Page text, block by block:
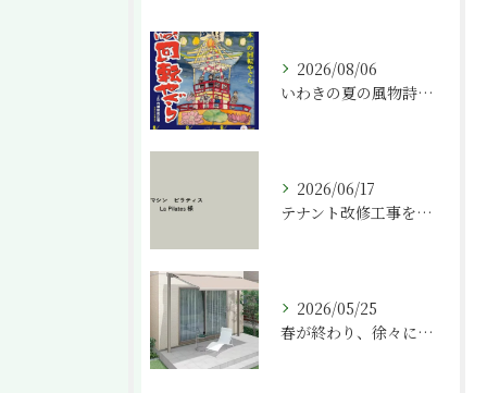
2026/08/06
いわきの夏の風物詩「いわき回転やぐら」
2026/06/17
テナント改修工事を請け負わせて頂きました。
2026/05/25
春が終わり、徐々に気温が上がってきましたね。